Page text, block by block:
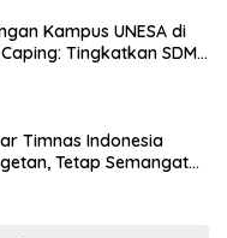
Kampus UNESA di
Tingkatkan SDM
Timnas Indonesia
Tetap Semangat